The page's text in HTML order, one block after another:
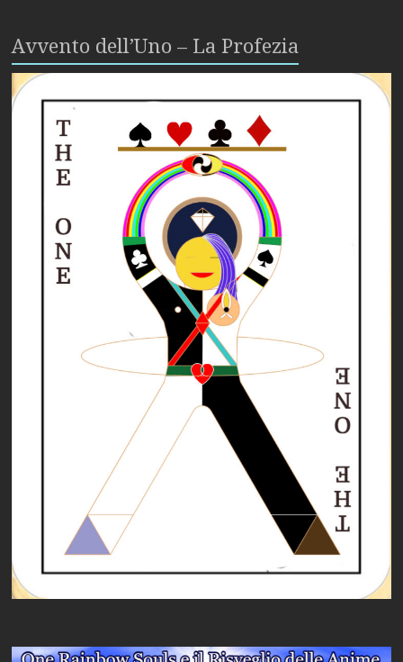
Avvento dell’Uno – La Profezia